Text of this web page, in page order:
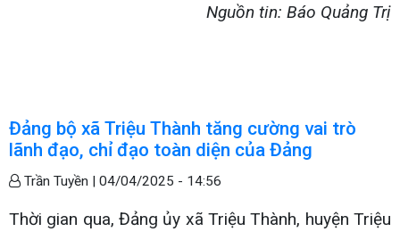
Nguồn tin: Báo Quảng Trị
Đảng bộ xã Triệu Thành tăng cường vai trò
lãnh đạo, chỉ đạo toàn diện của Đảng
Trần Tuyền | 04/04/2025 - 14:56
Thời gian qua, Đảng ủy xã Triệu Thành, huyện Triệu